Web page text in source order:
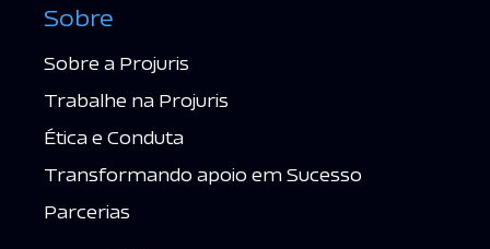
Sobre
Sobre a Projuris
Trabalhe na Projuris
Ética e Conduta
Transformando apoio em Sucesso
Parcerias